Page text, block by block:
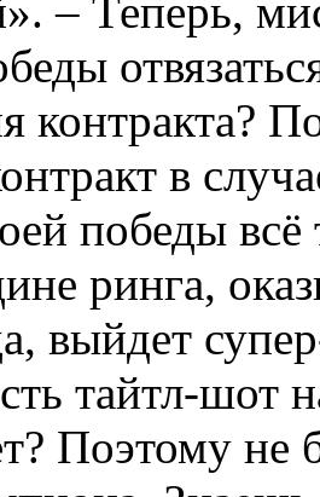
– Теперь,
контракта?
в
победы
ринга,
выйдет
тайтл-шот
Поэтому не